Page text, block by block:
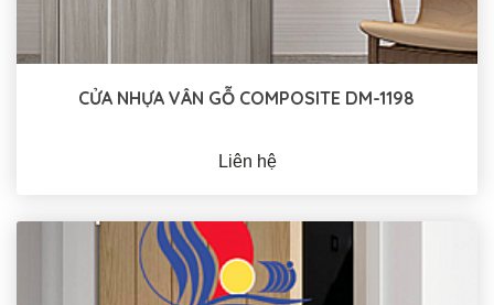
CỬA NHỰA VÂN GỖ COMPOSITE DM-1198
Liên hệ